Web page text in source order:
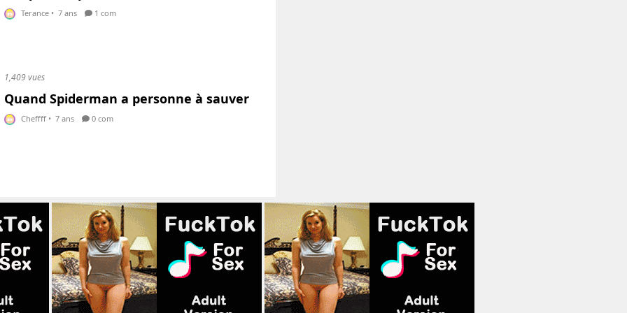
Terance • 7 ans 1 com
1,409 vues
Quand Spiderman a personne à sauver
Cheffff • 7 ans 0 com